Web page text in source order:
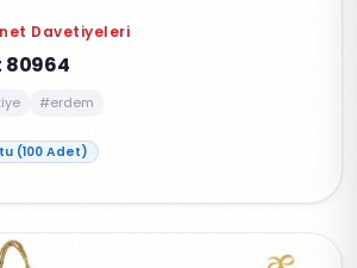
Davetiyeleri
80964
#erdem
(100 Adet)